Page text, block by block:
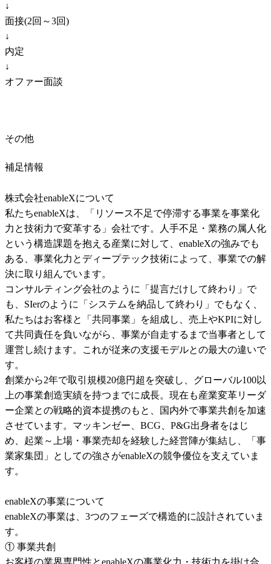
↓
面接(2回～3回)
↓
内定
↓
オファー面談
その他
補足情報
株式会社enableXについて
私たちenableXは、「リソース不足で停滞する事業を事業化
力と技術力で変革する」会社です。人手不足・業務の属人化
という構造課題を抱える産業に対して、enableXの強みでも
ある、事業化力とディープテック技術によって、事業での解
決に取り組んでいます。
コンサルティング会社のように「提言だけして終わり」で
も、SIerのように「システムを納品して終わり」でもなく、
私たちはお客様と「共同事業」を組成し、売上やKPIに対し
て共同責任を負いながら、事業が自走するまで当事者として
運営し続けます。これが従来の支援モデルとの最大の違いで
す。
創業から2年で取引規模20億円超を突破し、グローバル100以
上の事業創造実績を持つまでに成長。現在も産業変革リーダ
ー企業との戦略的資本提携のもと、国内外で事業共創を加速
させています。マッキンゼー、BCG、P&G出身者をはじ
め、起業～上場・事業売却を経験した経営陣が集結し、「事
業家集団」としての強さがenableXの競争優位を支えていま
す。
enableXの事業について
enableXの事業は、3つのフェーズで構造的に設計されていま
す。
① 事業共創
お客様の業界専門性とenableXの事業化力・技術力を掛け合